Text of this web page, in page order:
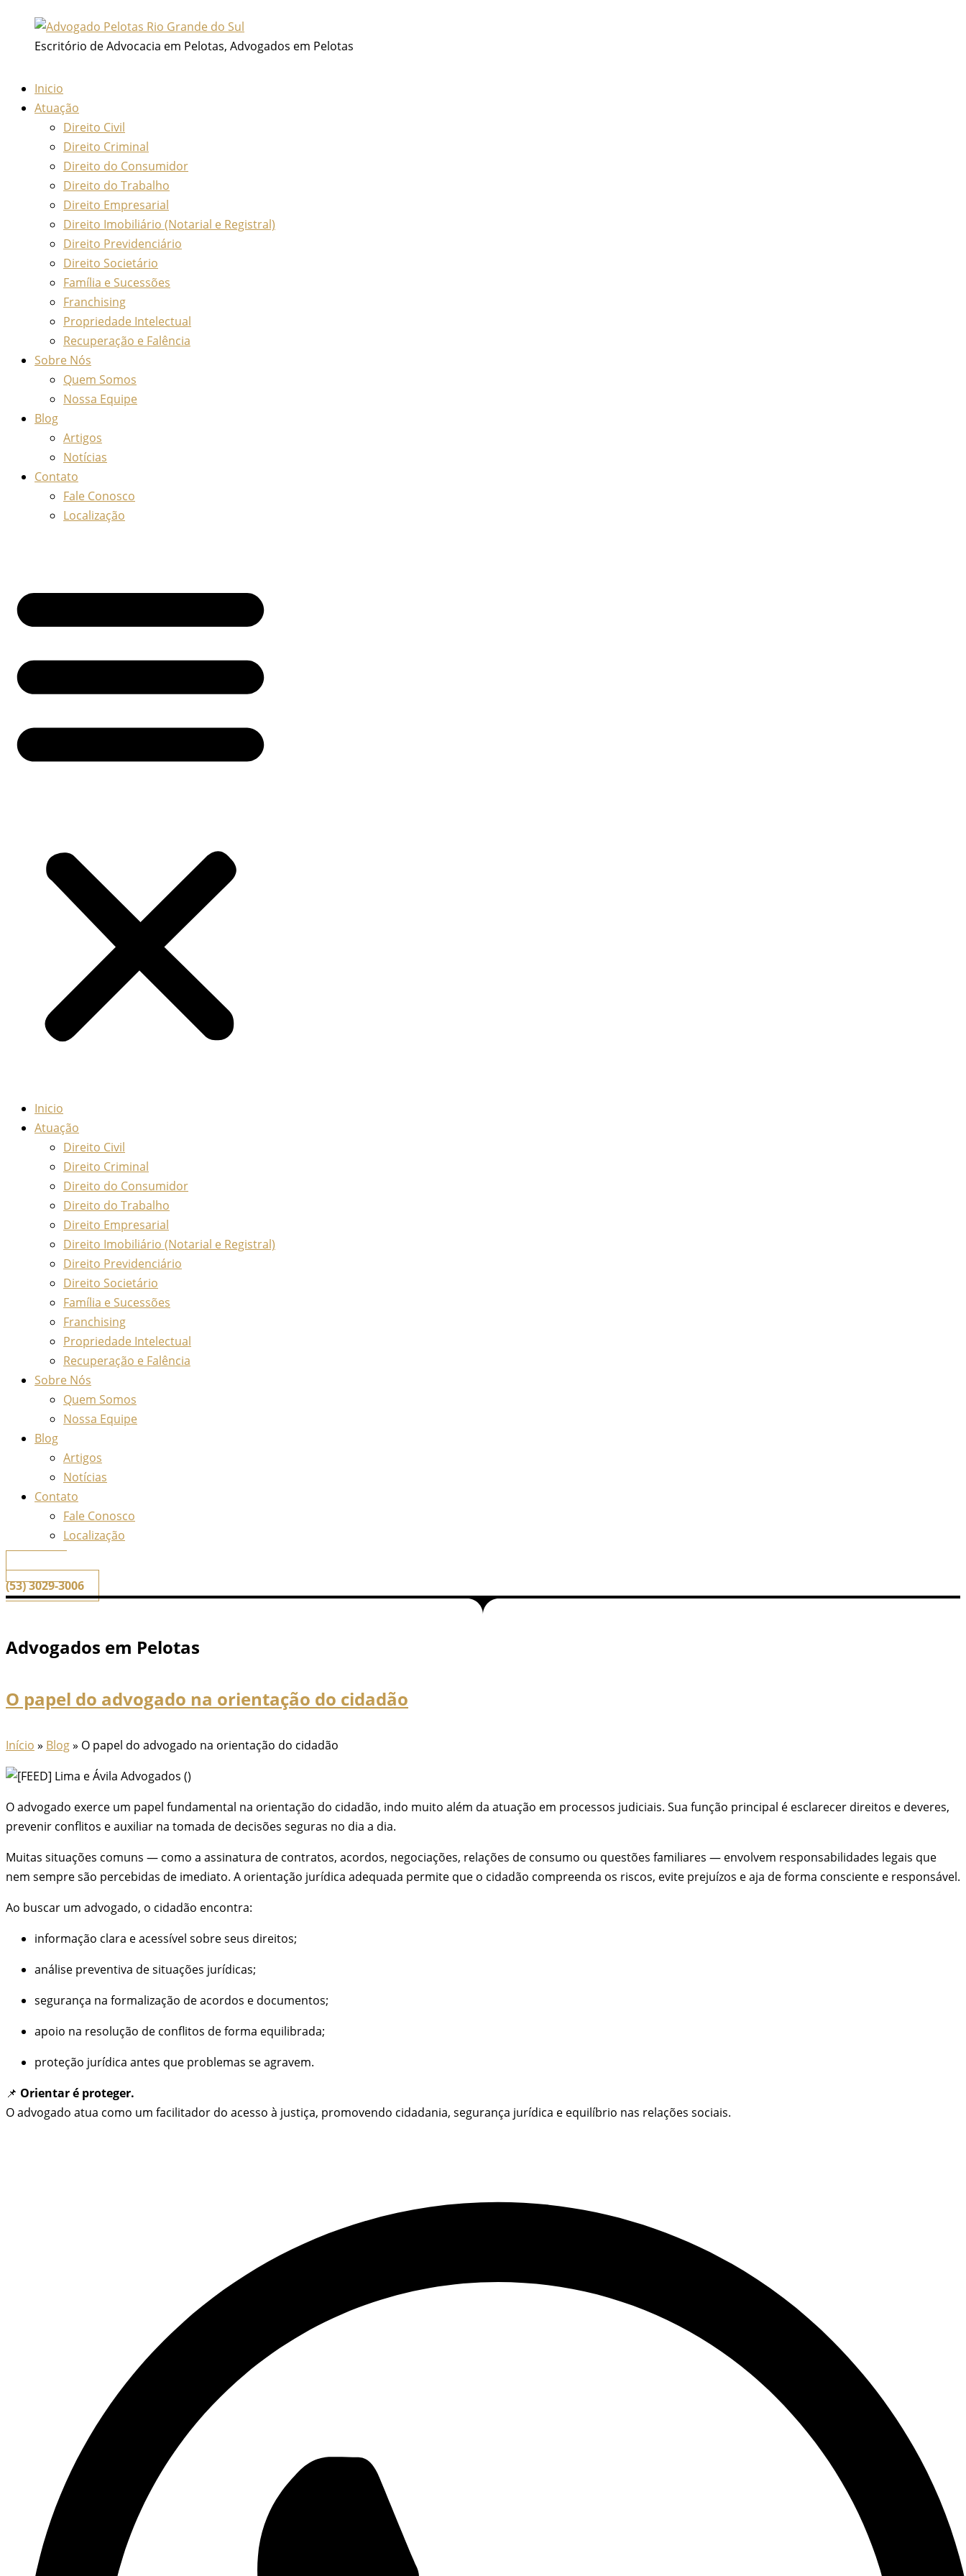
Escritório de Advocacia em Pelotas, Advogados em Pelotas
Inicio
Atuação
Direito Civil
Direito Criminal
Direito do Consumidor
Direito do Trabalho
Direito Empresarial
Direito Imobiliário (Notarial e Registral)
Direito Previdenciário
Direito Societário
Família e Sucessões
Franchising
Propriedade Intelectual
Recuperação e Falência
Sobre Nós
Quem Somos
Nossa Equipe
Blog
Artigos
Notícias
Contato
Fale Conosco
Localização
Inicio
Atuação
Direito Civil
Direito Criminal
Direito do Consumidor
Direito do Trabalho
Direito Empresarial
Direito Imobiliário (Notarial e Registral)
Direito Previdenciário
Direito Societário
Família e Sucessões
Franchising
Propriedade Intelectual
Recuperação e Falência
Sobre Nós
Quem Somos
Nossa Equipe
Blog
Artigos
Notícias
Contato
Fale Conosco
Localização
(53) 3029-3006
Advogados em Pelotas
O papel do advogado na orientação do cidadão
Início » Blog» O papel do advogado na orientação do cidadão
O advogado exerce um papel fundamental na orientação do cidadão, indo muito além da atuação em processos judiciais. Sua função principal é esclarecer direitos e deveres,
prevenir conflitos e auxiliar na tomada de decisões seguras no dia a dia.
Muitas situações comuns — como a assinatura de contratos, acordos, negociações, relações de consumo ou questões familiares — envolvem responsabilidades legais que
nem sempre são percebidas de imediato. A orientação jurídica adequada permite que o cidadão compreenda os riscos, evite prejuízos e aja de forma consciente e responsável.
Ao buscar um advogado, o cidadão encontra:
informação clara e acessível sobre seus direitos;
análise preventiva de situações jurídicas;
segurança na formalização de acordos e documentos;
apoio na resolução de conflitos de forma equilibrada;
proteção jurídica antes que problemas se agravem.
📌 Orientar é proteger.
O advogado atua como um facilitador do acesso à justiça, promovendo cidadania, segurança jurídica e equilíbrio nas relações sociais.